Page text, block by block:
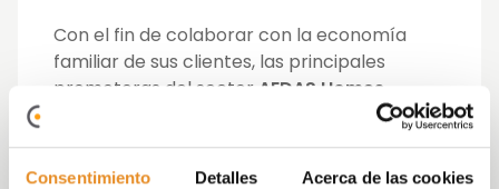
Consentimiento Detalles Acerca de las cookies
Con el fin de colaborar con la economía
familiar de sus clientes, las principales
promotoras del sector AEDAS Homes
Neinor
HomesyVía Célere, conscientes de la
gravedad de la situación, han acordado